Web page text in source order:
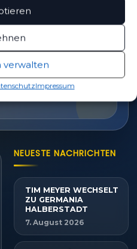
verwalten
Impressum
NEUESTE NACHRICHTEN
TIM MEYER WECHSELT
ZU GERMANIA
HALBERSTADT
7. August 2026